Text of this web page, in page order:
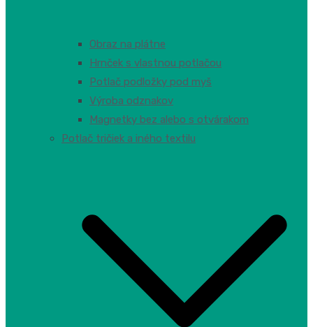
Obraz na plátne
Hrnček s vlastnou potlačou
Potlač podložky pod myš
Výroba odznakov
Magnetky bez alebo s otvárakom
Potlač tričiek a iného textilu